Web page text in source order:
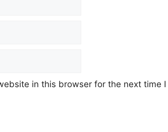
in this browser for the next time